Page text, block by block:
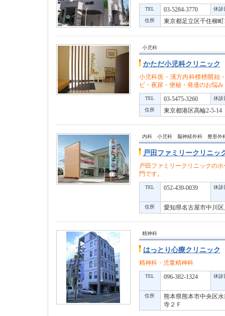
TEL 03-5284-3770 休診
住所 東京都足立区千住柳
小児科
かただ小児科クリニック
小児科医・漢方内科標榜開始
ビ・夜尿・便秘・発達のお悩み
TEL 03-5475-3260 休診
住所 東京都港区高輪2-5-
内科 小児科 脳神経外科 整形
戸田ファミリークリニッ
戸田ファミリークリニックの
門です。
TEL 052-439-0039 休診
住所 愛知県名古屋市中川
精神科
はっとり心療クリニック
精神科・児童精神科
TEL 096-382-1324 休診
住所
熊本県熊本市中央区
寺２Ｆ